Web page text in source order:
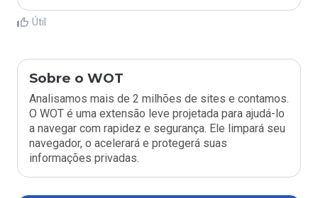
Útil
Sobre o WOT
Analisamos mais de 2 milhões de sites e contamos.
O WOT é uma extensão leve projetada para ajudá-lo
a navegar com rapidez e segurança. Ele limpará seu
navegador, o acelerará e protegerá suas
informações privadas.